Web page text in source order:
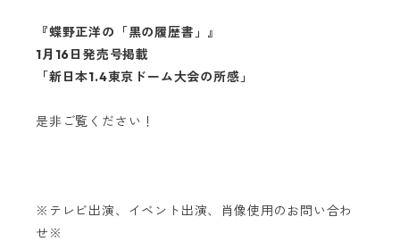
『蝶野正洋の「黒の履歴書」』
1月16日発売号掲載
「新日本1.4東京ドーム大会の所感」
是非ご覧ください！
※テレビ出演、イベント出演、肖像使用のお問い合わ
せ※